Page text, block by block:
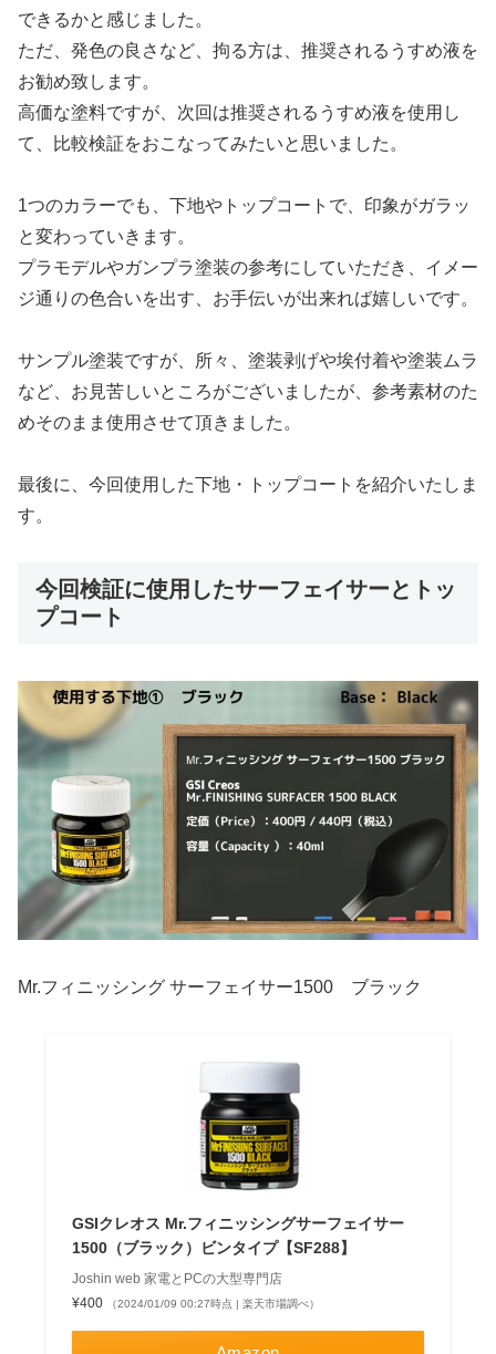
できるかと感じました。
ただ、発色の良さなど、拘る方は、推奨されるうすめ液を
お勧め致します。
高価な塗料ですが、次回は推奨されるうすめ液を使用し
て、比較検証をおこなってみたいと思いました。
1つのカラーでも、下地やトップコートで、印象がガラッ
と変わっていきます。
プラモデルやガンプラ塗装の参考にしていただき、イメー
ジ通りの色合いを出す、お手伝いが出来れば嬉しいです。
サンプル塗装ですが、所々、塗装剥げや埃付着や塗装ムラ
など、お見苦しいところがございましたが、参考素材のた
めそのまま使用させて頂きました。
最後に、今回使用した下地・トップコートを紹介いたしま
す。
今回検証に使用したサーフェイサーとトッ
プコート
Mr.フィニッシング サーフェイサー1500 ブラック
GSIクレオス Mr.フィニッシングサーフェイサー
1500（ブラック）ビンタイプ【SF288】
Joshin web 家電とPCの大型専門店
¥400
（2024/01/09 00:27時点 | 楽天市場調べ）